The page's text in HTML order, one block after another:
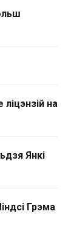
на
Янкі
Грэма